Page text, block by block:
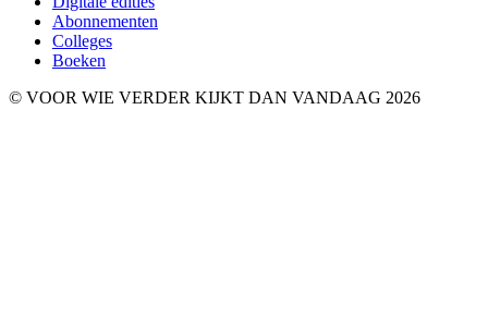
Abonnementen
Colleges
Boeken
© VOOR WIE VERDER KIJKT DAN VANDAAG 2026